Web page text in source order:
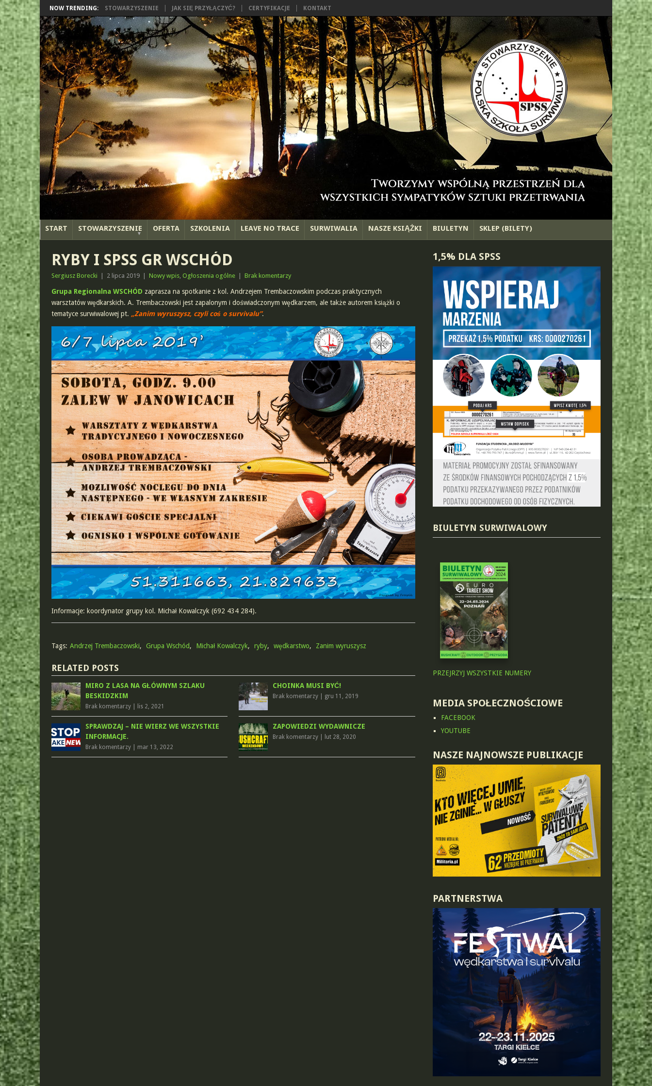
NOW TRENDING: STOWARZYSZENIE JAK SIĘ PRZYŁĄCZYĆ? CERTYFIKACJE KONTAKT
START STOWARZYSZENIE OFERTA SZKOLENIA LEAVE NO TRACE SURWIWALIA NASZE KSIĄŻKI BIULETYN SKLEP (BILETY)
RYBY I SPSS GR WSCHÓD
Sergiusz Borecki 2 lipca 2019 Nowy wpis, Ogłoszenia ogólne Brak komentarzy
Grupa Regionalna WSCHÓD zaprasza na spotkanie z kol. Andrzejem Trembaczowskim podczas praktycznych
warsztatów wędkarskich. A. Trembaczowski jest zapalonym i doświadczonym wędkarzem, ale także autorem książki o
tematyce surwiwalowej pt. „Zanim wyruszysz, czyli coś o survivalu”.
Informacje: koordynator grupy kol. Michał Kowalczyk (692 434 284).
Tags: Andrzej Trembaczowski, Grupa Wschód, Michał Kowalczyk, ryby, wędkarstwo, Zanim wyruszysz
RELATED POSTS
MIRO Z LASA NA GŁÓWNYM SZLAKU
BESKIDZKIM
Brak komentarzy| lis 2, 2021
CHOINKA MUSI BYĆ!
Brak komentarzy| gru 11, 2019
SPRAWDZAJ – NIE WIERZ WE WSZYSTKIE
INFORMACJE.
Brak komentarzy| mar 13, 2022
ZAPOWIEDZI WYDAWNICZE
Brak komentarzy| lut 28, 2020
1,5% DLA SPSS
BIULETYN SURWIWALOWY
PRZEJRZYJ WSZYSTKIE NUMERY
MEDIA SPOŁECZNOŚCIOWE
FACEBOOK
YOUTUBE
NASZE NAJNOWSZE PUBLIKACJE
PARTNERSTWA